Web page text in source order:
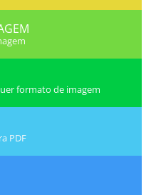
formato de imagem
PDF